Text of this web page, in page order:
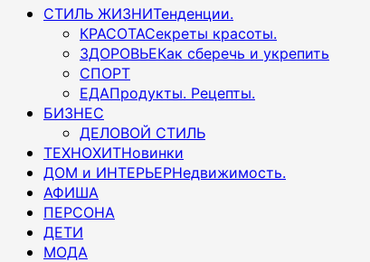
Основное
СТИЛЬ ЖИЗНИТенденции.
КРАСОТАСекреты красоты.
ЗДОРОВЬЕКак сберечь и укрепить
СПОРТ
ЕДАПродукты. Рецепты.
БИЗНЕС
ДЕЛОВОЙ СТИЛЬ
ТЕХНОХИТНовинки
ДОМ и ИНТЕРЬЕРНедвижимость.
АФИША
ПЕРСОНА
ДЕТИ
МОДА